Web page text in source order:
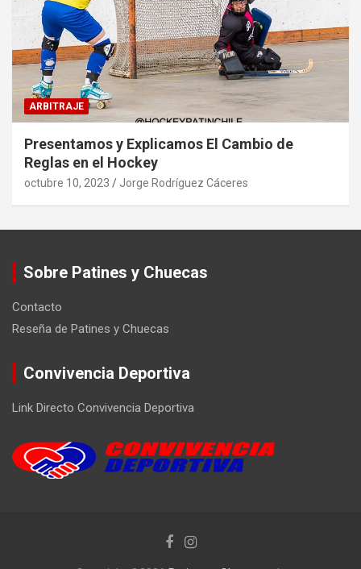
ARBITRAJE
Presentamos y Explicamos El Cambio de
Reglas en el Hockey
octubre 10, 2023 Jorge Rodríguez Cáceres
Sobre Patines y Chuecas
Contacto
Reseña de Patines y Chuecas
Convivencia Deportiva
Link Directo Convivencia Deportiva